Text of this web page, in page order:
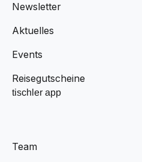
Newsletter
Aktuelles
Events
Reisegutscheine
tischler app
Team